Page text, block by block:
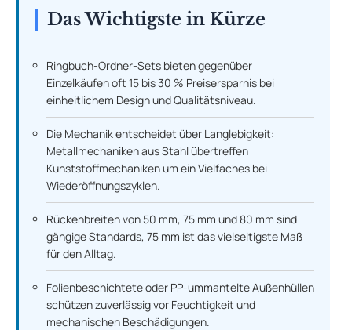
Das Wichtigste in Kürze
Ringbuch-Ordner-Sets bieten gegenüber
Einzelkäufen oft 15 bis 30 % Preisersparnis bei
einheitlichem Design und Qualitätsniveau.
Die Mechanik entscheidet über Langlebigkeit:
Metallmechaniken aus Stahl übertreffen
Kunststoffmechaniken um ein Vielfaches bei
Wiederöffnungszyklen.
Rückenbreiten von 50 mm, 75 mm und 80 mm sind
gängige Standards, 75 mm ist das vielseitigste Maß
für den Alltag.
Folienbeschichtete oder PP-ummantelte Außenhüllen
schützen zuverlässig vor Feuchtigkeit und
mechanischen Beschädigungen.